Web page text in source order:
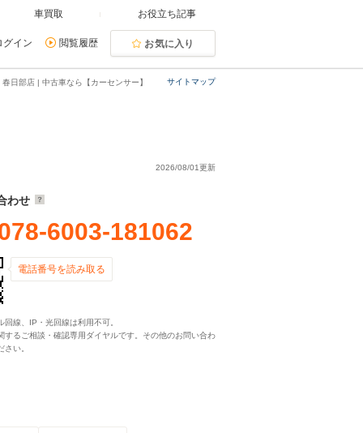
車買取 お役立ち記事
グイン 閲覧履歴 お気に入り
サイトマップ
日部店 | 中古車なら【カーセンサー】
2026/08/01更新
わせ
6003-181062
電話番号を読み取る
線、IP・光回線は利用不可。
するご相談・確認専用ダイヤルです。その他のお問い合わ
さい。